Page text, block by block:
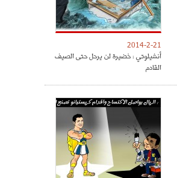
2014-2-21
أنشيلوتي : خضيرة لن يرحل حتى الصيف
القادم